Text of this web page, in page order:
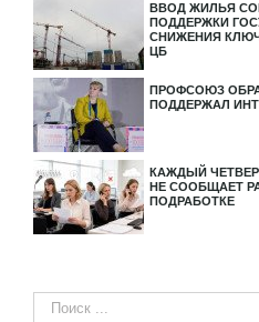
ВВОД ЖИЛЬЯ
ПОДДЕРЖКИ
СНИЖЕНИЯ
ЦБ
ПРОФСОЮЗ
ПОДДЕРЖАЛ
КАЖДЫЙ
НЕ СООБЩАЕТ
ПОДРАБОТКЕ